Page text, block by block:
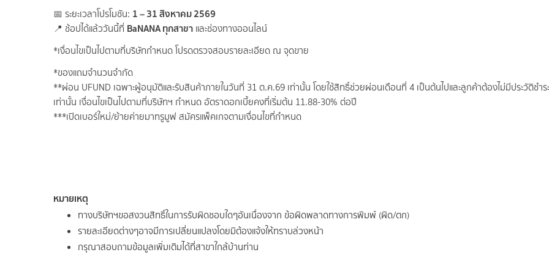
📅 ระยะเวลาโปรโมชัน: 1 – 31 สิงหาคม 2569
📍 ช้อปได้แล้ววันนี้ที่ BaNANA ทุกสาขา และช่องทางออนไลน์
*เงื่อนไขเป็นไปตามที่บริษัทกำหนด โปรดตรวจสอบรายละเอียด ณ จุดขาย
*ของแถมจำนวนจำกัด
**ผ่อน UFUND เฉพาะผู้อนุมัติและรับสินค้าภายในวันที่ 31 ต.ค.69 เท่านั้น โดยใช้สิทธิ์ช่วยผ่อนเดือนที่ 4 เป็นต้นไปและลูกค้าต้องไม่มีประวัติชำร
เท่านั้น เงื่อนไขเป็นไปตามที่บริษัทฯ กำหนด อัตราดอกเบี้ยคงที่เริ่มต้น 11.88-30% ต่อปี
***เปิดเบอร์ใหม่/ย้ายค่ายมาทรูมูฟ สมัครแพ็คเกจตามเงื่อนไขที่กำหนด
หมายเหตุ
ทางบริษัทฯขอสงวนสิทธิ์ในการรับผิดชอบใดๆอันเนื่องจาก ข้อผิดพลาดทางการพิมพ์ (ผิด/ตก)
รายละเอียดต่างๆอาจมีการเปลี่ยนแปลงโดยมิต้องแจ้งให้ทราบล่วงหน้า
กรุณาสอบถามข้อมูลเพิ่มเติมได้ที่สาขาใกล้บ้านท่าน